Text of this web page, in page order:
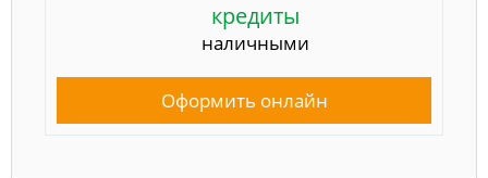
кредиты
наличными
Оформить онлайн